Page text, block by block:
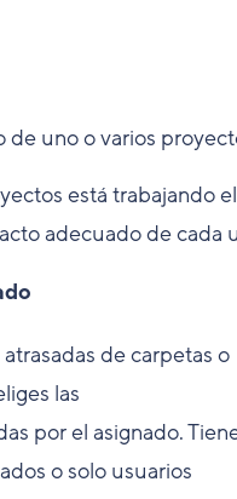
de uno o varios
está trabajando el
adecuado de cada
de carpetas o
las
por el asignado.
o solo usuarios